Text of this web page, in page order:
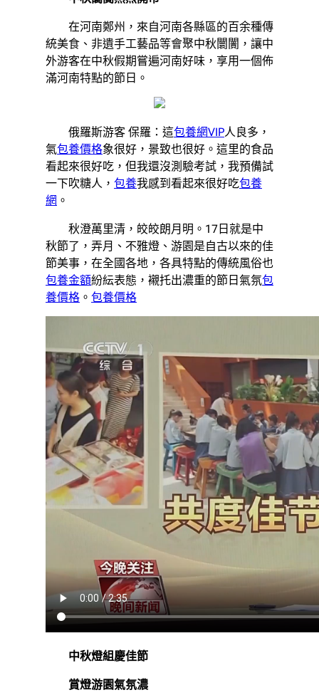
在河南鄭州，來自河南各縣區的百余種傳
統美食、非遺手工藝品等會聚中秋闤闠，讓中
外游客在中秋假期嘗遍河南好味，享用一個佈
滿河南特點的節日。
俄羅斯游客 保羅：這包養網VIP人良多，
氣包養價格象很好，景致也很好。這里的食品
看起來很好吃，但我還沒測驗考試，我預備試
一下吹糖人， 包養我感到看起來很好吃包養
網 。
秋澄萬里清，皎皎朗月明。17日就是中
秋節了，弄月、不雅燈、游園是自古以來的佳
節美事，在全國各地，各具特點的傳統風俗也
包養金額紛紜表態，襯托出濃重的節日氣氛包
養價格 。 包養價格
中秋燈組慶佳節
賞燈游園氣氛濃